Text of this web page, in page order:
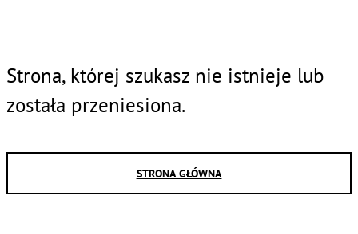
Strona, której szukasz nie istnieje lub
została przeniesiona.
STRONA GŁÓWNA